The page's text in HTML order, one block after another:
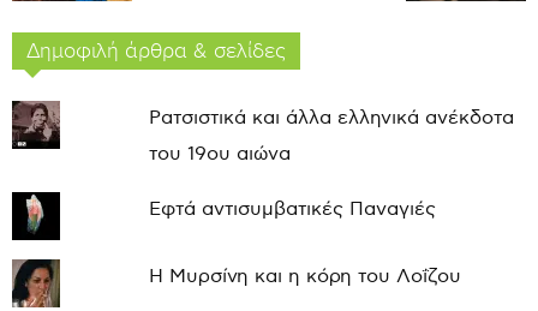
Δημοφιλή άρθρα & σελίδες
Ρατσιστικά και άλλα ελληνικά ανέκδοτα
του 19ου αιώνα
Εφτά αντισυμβατικές Παναγιές
Η Μυρσίνη και η κόρη του Λοΐζου